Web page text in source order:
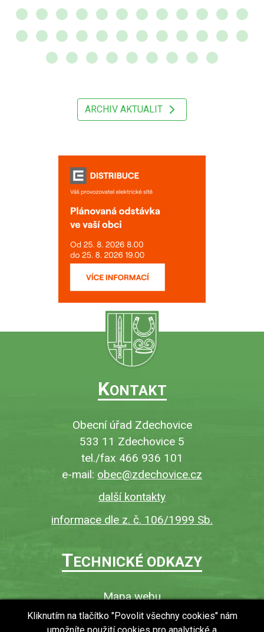
ARCHIV AKTUALIT
KONTAKT
Obecní úřad Zdechovice
533 11 Zdechovice 5
tel./fax 466 936 101
e-mail: obec@zdechovice.cz
další kontakty
informace dle z. č. 106/1999 Sb.
TECHNICKÉ ODKAZY
Mapa webu
O webu
Kliknutím na tlačítko "Povolit všechny cookies" nám